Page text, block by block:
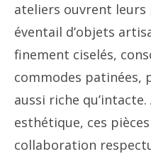
ateliers ouvrent leurs
éventail d’objets
finement ciselés,
commodes patinées,
aussi riche
esthétique, ces
collaboration